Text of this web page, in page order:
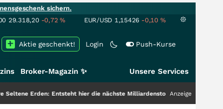
sichern.
29.318,20 -0,72% EUR/USD 1,15426 -0,10 %
Login Push-Kurse
Aktie geschenkt!
Broker-Magazin ✨ Unsere Services
hier die nächste Milliardenstory?+++ Anzeige